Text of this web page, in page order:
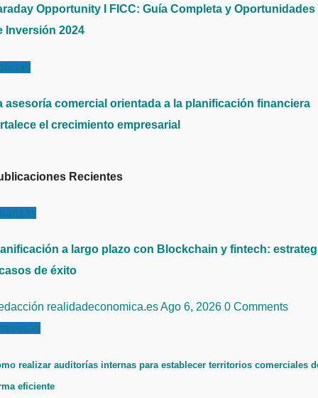
Opportunity I FICC: Guía Completa y Oportunidades
Inversión 2024
asesoría comercial orientada a la planificación financiera
el crecimiento empresarial
Recientes
a largo plazo con Blockchain y fintech:
de éxito
realidadeconomica.esAgo 6, 2026 0 Comments
realizar auditorías internas para establecer territorios comerciales
eficiente